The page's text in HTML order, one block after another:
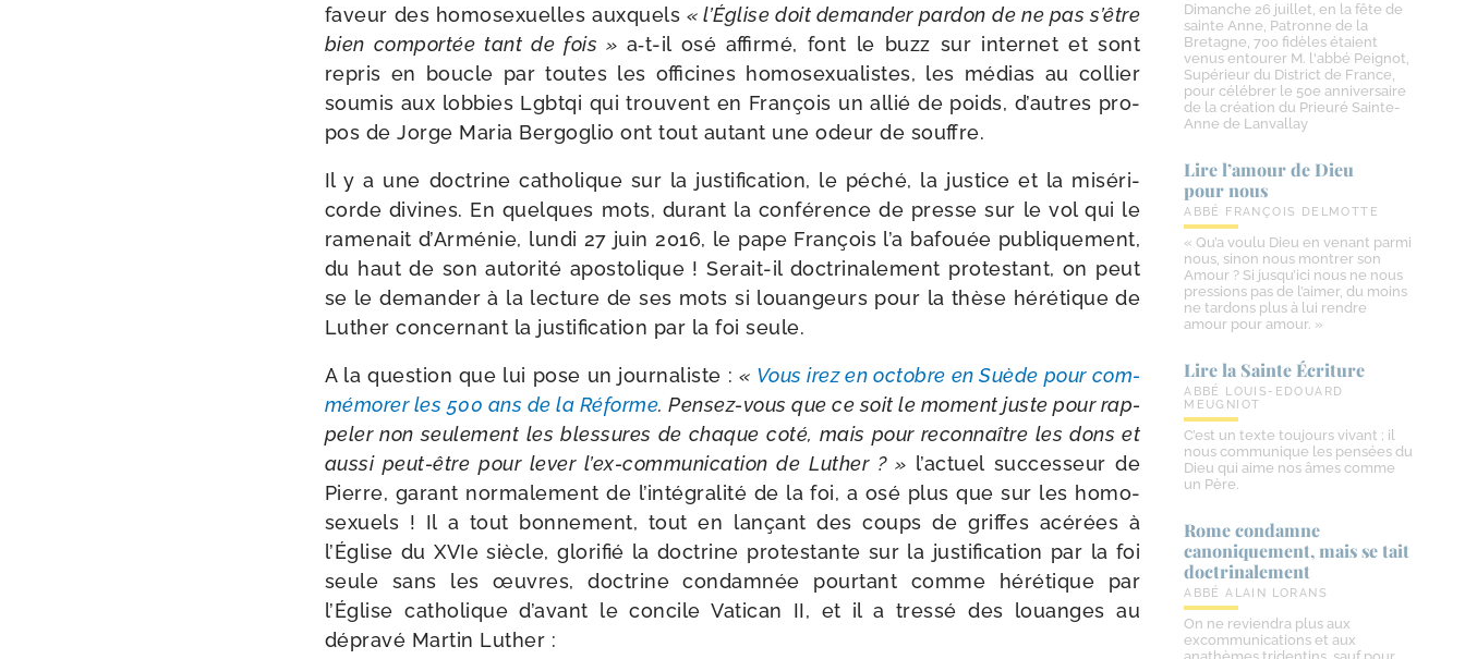
faveur des homo­sexuelles aux­quels « l’Église doit deman­der par­don de ne pas s’être
bien com­por­tée tant de fois » a‑t-​il osé affir­mé, font le buzz sur inter­net et sont
repris en boucle par toutes les offi­cines homo­sexua­listes, les médias au col­lier
sou­mis aux lob­bies Lgbtqi qui trouvent en François un allié de poids, d’autres pro­
pos de Jorge Maria Bergoglio ont tout autant une odeur de souffre.
Il y a une doc­trine catho­lique sur la jus­ti­fi­ca­tion, le péché, la jus­tice et la misé­ri­
corde divines. En quelques mots, durant la confé­rence de presse sur le vol qui le
rame­nait d’Arménie, lun­di 27 juin 2016, le pape François l’a bafouée publi­que­ment,
du haut de son auto­ri­té apos­to­lique ! Serait-​il doc­tri­na­le­ment pro­tes­tant, on peut
se le deman­der à la lec­ture de ses mots si louan­geurs pour la thèse héré­tique de
Luther concer­nant la jus­ti­fi­ca­tion par la foi seule.
A la ques­tion que lui pose un jour­na­liste :« Vous irez en octobre en Suède pour com­
mé­mo­rer les 500 ans de la Réforme. Pensez-​vous que ce soit le moment juste pour rap­
pe­ler non seule­ment les bles­sures de chaque coté, mais pour recon­naître les dons et
aus­si peut-​être pour lever l’ex-communication de Luther ? » l’actuel suc­ces­seur de
Pierre, garant nor­ma­le­ment de l’intégralité de la foi, a osé plus que sur les homo­
sexuels ! Il a tout bon­ne­ment, tout en lan­çant des coups de griffes acé­rées à
l’Église du XVIe siècle, glo­ri­fié la doc­trine pro­tes­tante sur la jus­ti­fi­ca­tion par la foi
seule sans les œuvres, doc­trine condam­née pour­tant comme héré­tique par
l’Église catho­lique d’avant le concile Vatican II, et il a tres­sé des louanges au
dépra­vé Martin Luther :
Dimanche 26 juillet, en la fête de
sainte Anne, Patronne de la
Bretagne, 700 fidèles étaient
venus entourer M. l'abbé Peignot,
Supérieur du District de France,
pour célébrer le 50e anniversaire
de la création du Prieuré Sainte-
Anne de Lanvallay
Lire l’amour de Dieu
pour nous
ABBÉ FRANÇOIS DELMOTTE
« Qu’a voulu Dieu en venant parmi
nous, sinon nous montrer son
Amour ? Si jusqu’ici nous ne nous
pressions pas de l’aimer, du moins
ne tardons plus à lui rendre
amour pour amour. »
Lire la Sainte Écriture
ABBÉ LOUIS-EDOUARD
MEUGNIOT
C’est un texte toujours vivant ; il
nous communique les pensées du
Dieu qui aime nos âmes comme
un Père.
Rome condamne
canoniquement, mais se tait
doctrinalement
ABBÉ ALAIN LORANS
On ne reviendra plus aux
excommunications et aux